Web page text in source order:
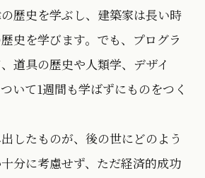
歴史を学ぶし、建築家は長い時
史を学びます。でも、プログラ
道具の歴史や人類学、デザイ
いて1週間も学ばずにものをつく
したものが、後の世にどのよう
分に考慮せず、ただ経済的成功